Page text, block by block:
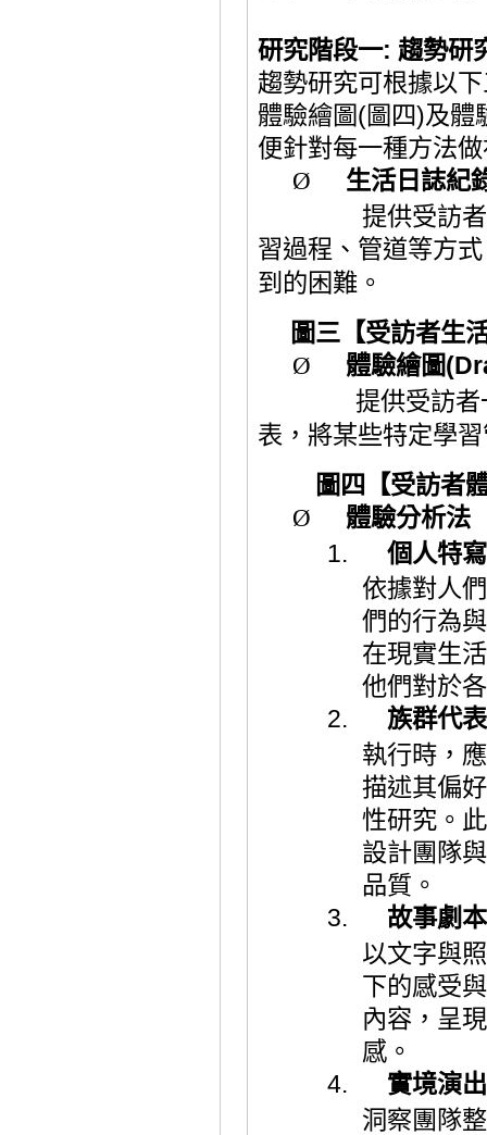
研究階段一: 趨勢研
趨勢研究可根據以
體驗繪圖(圖四)及體
便針對每一種方法
Ø
生活日誌紀
提供受訪
習過程、 管道等方
到的困難。
圖三【受訪者生
Ø
體驗繪圖
提供受訪
表， 將某些特定學
圖四【受訪者
Ø
體驗分析法
1.
個人特寫
依據對人
們的行為
在現實生
他們對於
2.
族群代
執行時，
描述其偏
性研究。
設計團隊
品質。
3.
故事劇
以文字與
下的感受
內容， 呈
感。
4.
實境演
洞察團隊